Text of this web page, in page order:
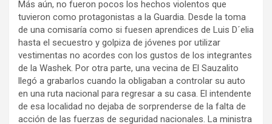
Más aún, no fueron pocos los hechos violentos que
tuvieron como protagonistas a la Guardia. Desde la toma
de una comisaría como si fuesen aprendices de Luis D´elia
hasta el secuestro y golpiza de jóvenes por utilizar
vestimentas no acordes con los gustos de los integrantes
de la Washek. Por otra parte, una vecina de El Sauzalito
llegó a grabarlos cuando la obligaban a controlar su auto
en una ruta nacional para regresar a su casa. El intendente
de esa localidad no dejaba de sorprenderse de la falta de
acción de las fuerzas de seguridad nacionales. La ministra